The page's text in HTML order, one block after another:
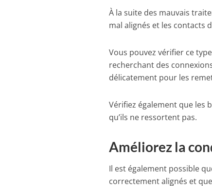
À la suite des mauvais
mal alignés et les contacts
Vous pouvez vérifier ce
recherchant des
délicatement pour les
Vérifiez également que les
qu’ils ne ressortent pas.
Améliorez la
Il est également possible
correctement alignés et